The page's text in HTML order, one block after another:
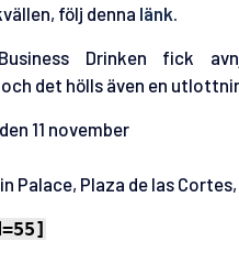
följ denna länk.
Drinken fick
det hölls även en
11 november
Palace, Plaza de las Cortes,